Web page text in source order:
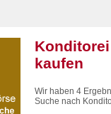
kaufen
Wir haben 4
Suche nach